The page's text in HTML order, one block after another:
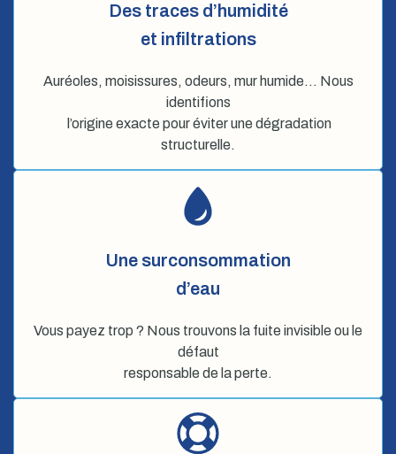
Des traces d’humidité
et infiltrations
Auréoles, moisissures, odeurs, mur humide… Nous
identifions
l’origine exacte pour éviter une dégradation
structurelle.
Une surconsommation
d’eau
Vous payez trop ? Nous trouvons la fuite invisible ou le
défaut
responsable de la perte.